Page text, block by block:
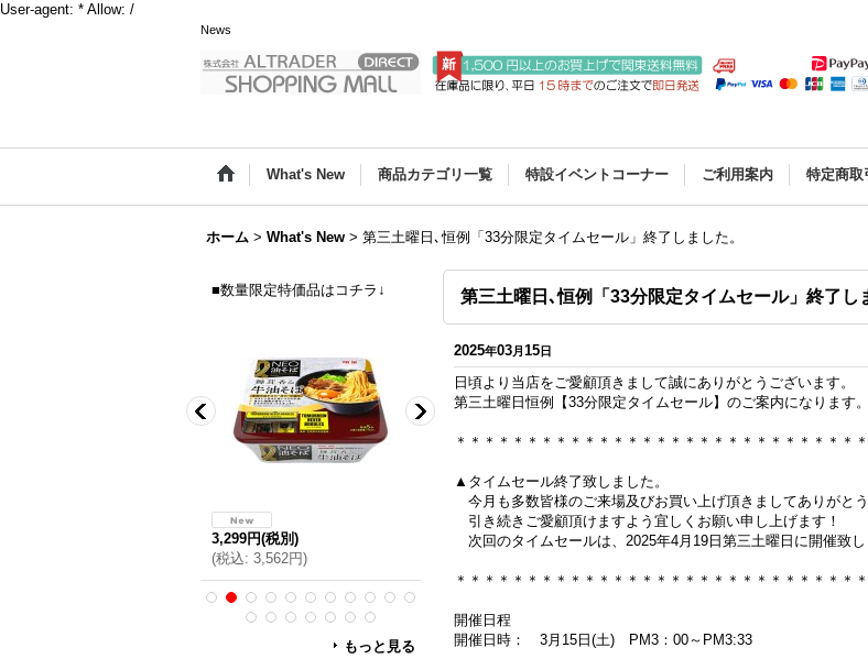
User-agent: * Allow: /
News
What's New 商品カテゴリ一覧 特設イベントコーナー ご利用案内 特定商取
ホーム > What's New > 第三土曜日､恒例「33分限定タイムセール」終了しました。
■数量限定特価品はコチラ↓
3,299円(税別)
(税込: 3,562円)
4,699円(税別)
1,851円(税別)
もっと見る
第三土曜日､恒例「33分限定タイムセール」終了し
2025年03月15日
日頃より当店をご愛顧頂きまして誠にありがとうございます。
第三土曜日恒例【33分限定タイムセール】のご案内になります。
＊＊＊＊＊＊＊＊＊＊＊＊＊＊＊＊＊＊＊＊＊＊＊＊＊＊＊＊
▲タイムセール終了致しました。
今月も多数皆様のご来場及びお買い上げ頂きましてありがと
引き続きご愛顧頂けますよう宜しくお願い申し上げます！
次回のタイムセールは、2025年4月19日第三土曜日に開催致し
＊＊＊＊＊＊＊＊＊＊＊＊＊＊＊＊＊＊＊＊＊＊＊＊＊＊＊＊
開催日程
開催日時： 3月15日(土) PM3：00～PM3:33